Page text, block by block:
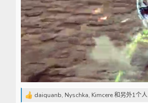
反 daiquanb, Nyschka, Kimcere和另外1个人